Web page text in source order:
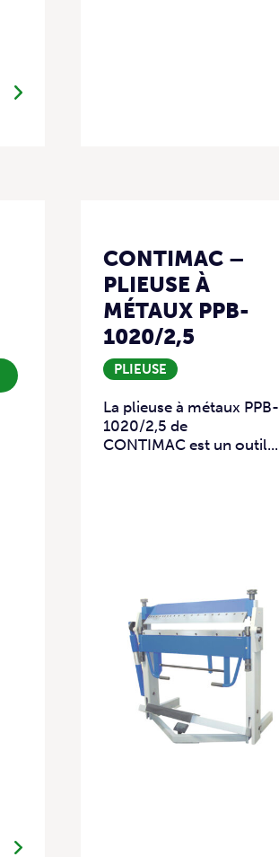
CONTIMAC –
PLIEUSE À
MÉTAUX PPB-
1020/2,5
PLIEUSE
La plieuse à métaux PPB-
1020/2,5 de
CONTIMAC est un outil...